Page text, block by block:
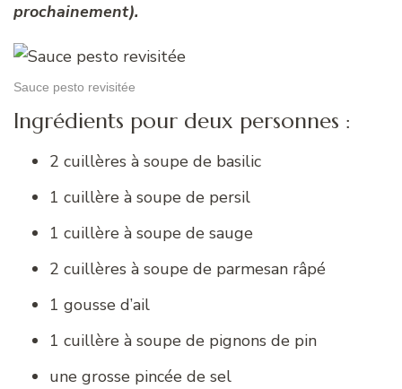
prochainement).
Sauce pesto revisitée
Ingrédients pour deux personnes :
2 cuillères à soupe de basilic
1 cuillère à soupe de persil
1 cuillère à soupe de sauge
2 cuillères à soupe de parmesan râpé
1 gousse d’ail
1 cuillère à soupe de pignons de pin
une grosse pincée de sel